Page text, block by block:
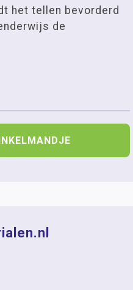
het tellen bevorderd
de